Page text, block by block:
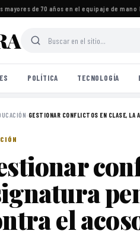
de 70 años en el equipaje de mano·
POLÍTICA TECNOLOGÍA
› GESTIONAR CONFLICTOS EN CLASE, LA
el